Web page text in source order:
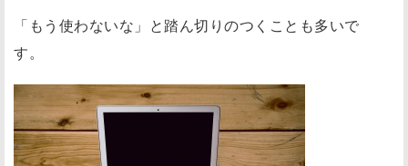
「もう使わないな」と踏ん切りのつくことも多いで
す。